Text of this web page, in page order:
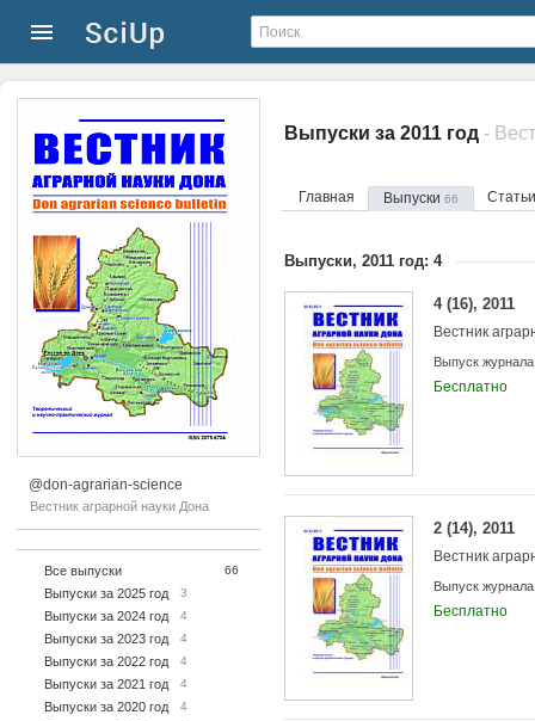
@don-agrarian-science
Вестник аграрной науки Дона
Все выпуски 66
Выпуски за 2025 год 3
Выпуски за 2024 год 4
Выпуски за 2023 год 4
Выпуски за 2022 год 4
Выпуски за 2021 год 4
Выпуски за 2020 год 4
Выпуски за 2011 год -
Главная Выпуски 66
Выпуски, 2011 год: 4
4 (16), 2011
Вестник
Выпуск журнала
Бесплатно
2 (14), 2011
Вестник
Выпуск журнала
Бесплатно